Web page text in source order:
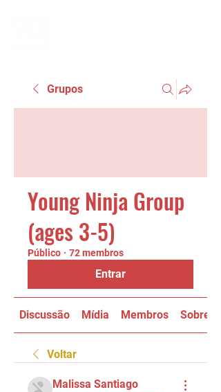
Grupos
Young Ninja Group
(ages 3-5)
Público · 72 membros
Entrar
Discussão Mídia Membros Sobre
Voltar
Malissa Santiago